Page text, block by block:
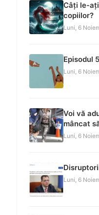
Câți le-
copiilor?
Luni, 6
Episodul
Luni, 6
Voi vă
mâncat
Luni, 6
Luni, 6